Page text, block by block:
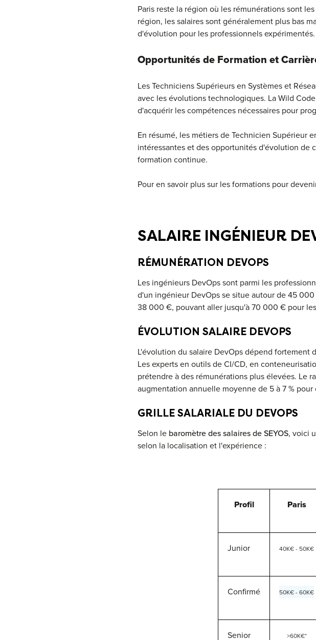
Paris reste la région où les rémunérations sont
région, les salaires sont généralement plus bas
d'évolution pour les professionnels expérimentés.
Opportunités de Formation et
Les Techniciens Supérieurs en Systèmes et
avec les évolutions technologiques. La Wild
d'acquérir les compétences nécessaires pour
En résumé, les métiers de Technicien Supérieur
intéressantes et des opportunités d'évolution de
formation continue.
Pour en savoir plus sur les formations pour
SALAIRE INGÉNIEUR
RÉMUNÉRATION DEVOPS
Les ingénieurs DevOps sont parmi les
d'un ingénieur DevOps se situe autour de 45
38 000 €, pouvant aller jusqu'à 70 000 € pour
ÉVOLUTION SALAIRE DEVOPS
L'évolution du salaire DevOps dépend fortement
Les experts en outils de CI/CD, en
prétendre à des rémunérations plus élevées. Le
augmentation annuelle moyenne de 5 à 7 % pour
GRILLE SALARIALE DU DEVOPS
Selon le baromètre des salaires de SEYOS, voici
selon la localisation et l'expérience :
Profil Paris
Junior 40K€ - 50K€
Confirmé 50K€ - 60K€
Senior >60K€*